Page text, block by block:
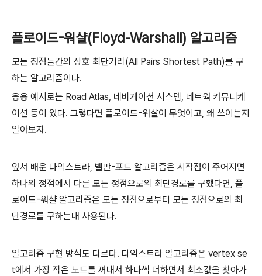
플로이드-워샬(Floyd-Warshall) 알고리즘
모든 정점들간의 상호 최단거리(All Pairs Shortest Path)를 구
하는 알고리즘이다.
응용 예시로는 Road Atlas, 네비게이션 시스템, 네트웍 커뮤니케
이션 등이 있다. 그렇다면 플로이드-워샬이 무엇이고, 왜 쓰이는지
알아보자.
앞서 배운 다익스트라, 벨만-포드 알고리즘은 시작점이 주어지면
하나의 정점에서 다른 모든 정점으로의 최단경로를 구했다면, 플
로이드-워샬 알고리즘은 모든 정점으로부터 모든 정점으로의 최
단경로를 구하는대 사용된다.
알고리즘 구현 방식도 다르다. 다익스트라 알고리즘은 vertex se
t에서 가장 작은 노드를 꺼내서 하나씩 더하면서 최소값을 찾아가